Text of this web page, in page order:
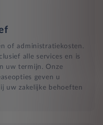
of administratiekosten.
alle services en is
uw termijn. Onze
geven u
uw zakelijke behoeften